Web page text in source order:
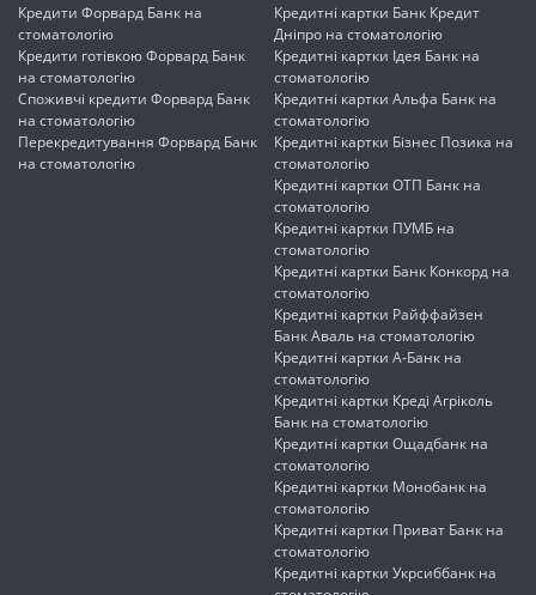
Кредити Форвард Банк на
стоматологію
Кредити готівкою Форвард Банк
на стоматологію
Споживчі кредити Форвард Банк
на стоматологію
Перекредитування Форвард Банк
на стоматологію
Кредитні картки Банк Кредит
Дніпро на стоматологію
Кредитні картки Ідея Банк на
стоматологію
Кредитні картки Альфа Банк на
стоматологію
Кредитні картки Бізнес Позика на
стоматологію
Кредитні картки ОТП Банк на
стоматологію
Кредитні картки ПУМБ на
стоматологію
Кредитні картки Банк Конкорд на
стоматологію
Кредитні картки Райффайзен
Банк Аваль на стоматологію
Кредитні картки А-Банк на
стоматологію
Кредитні картки Креді Агріколь
Банк на стоматологію
Кредитні картки Ощадбанк на
стоматологію
Кредитні картки Монобанк на
стоматологію
Кредитні картки Приват Банк на
стоматологію
Кредитні картки Укрсиббанк на